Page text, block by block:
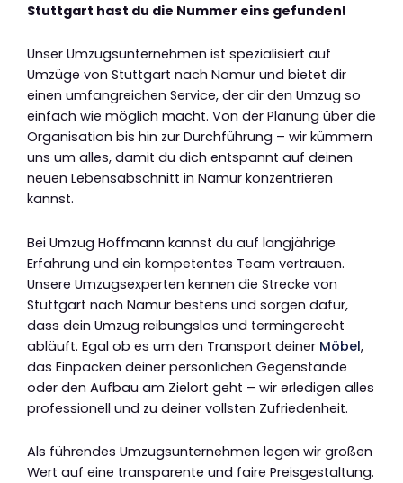
Stuttgart hast du die Nummer eins gefunden!
Unser Umzugsunternehmen ist spezialisiert auf
Umzüge von Stuttgart nach Namur und bietet dir
einen umfangreichen Service, der dir den Umzug so
einfach wie möglich macht. Von der Planung über die
Organisation bis hin zur Durchführung – wir kümmern
uns um alles, damit du dich entspannt auf deinen
neuen Lebensabschnitt in Namur konzentrieren
kannst.
Bei Umzug Hoffmann kannst du auf langjährige
Erfahrung und ein kompetentes Team vertrauen.
Unsere Umzugsexperten kennen die Strecke von
Stuttgart nach Namur bestens und sorgen dafür,
dass dein Umzug reibungslos und termingerecht
abläuft. Egal ob es um den Transport deiner Möbel,
das Einpacken deiner persönlichen Gegenstände
oder den Aufbau am Zielort geht – wir erledigen alles
professionell und zu deiner vollsten Zufriedenheit.
Als führendes Umzugsunternehmen legen wir großen
Wert auf eine transparente und faire Preisgestaltung.